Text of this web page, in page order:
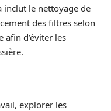
inclut le nettoyage de
des filtres selon
afin d’éviter les
explorer les